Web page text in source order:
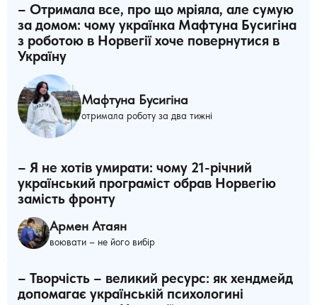
– Отримала все, про що мріяла, але сумую
за домом: чому українка Мафтуна Бусигіна
з роботою в Норвегії хоче повернутися в
Україну
Мафтуна Бусигіна
отримала роботу за два тижні
– Я не хотів умирати: чому 21-річний
український програміст обрав Норвегію
замість фронту
Армен Атаян
воювати – не його вибір
– Творчість – великий ресурс: як хендмейд
допомагає українській психологині